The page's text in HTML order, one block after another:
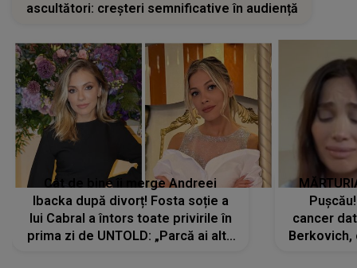
ascultători: creșteri semnificative în audiență
Cât de bine îi merge Andreei
Ibacka după divorț! Fosta soție a
lui Cabral a întors toate privirile în
prima zi de UNTOLD: „Parcă ai altă
cancer